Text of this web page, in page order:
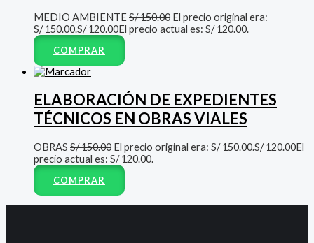
MEDIO AMBIENTE S/150.00 El precio original era:
S/ 150.00.S/120.00El precio actual es: S/ 120.00.
COMPRAR
ELABORACIÓN DE EXPEDIENTES
TÉCNICOS EN OBRAS VIALES
OBRAS S/150.00 El precio original era: S/ 150.00.S/120.00El
precio actual es: S/ 120.00.
COMPRAR